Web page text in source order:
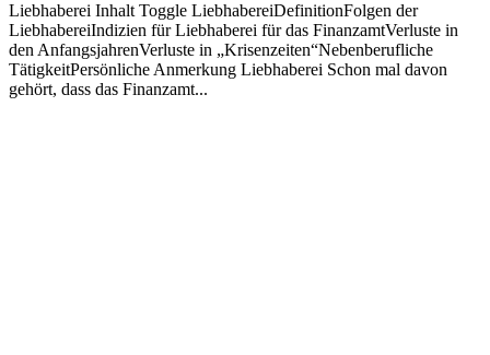
Liebhaberei Inhalt Toggle LiebhabereiDefinitionFolgen der
LiebhabereiIndizien für Liebhaberei für das FinanzamtVerluste in
den AnfangsjahrenVerluste in „Krisenzeiten“Nebenberufliche
TätigkeitPersönliche Anmerkung Liebhaberei Schon mal davon
gehört, dass das Finanzamt...